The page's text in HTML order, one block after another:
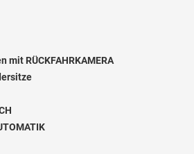
mit RÜCKFAHRKAMERA